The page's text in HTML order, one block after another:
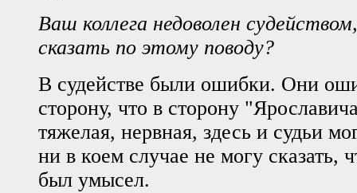
Ваш коллега недоволен
сказать по этому поводу?
В судействе были ошибки. Они
сторону, что в сторону
тяжелая, нервная, здесь и судьи
ни в коем случае не могу сказать,
был умысел.